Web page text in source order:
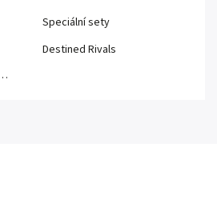
Speciální sety
Destined Rivals